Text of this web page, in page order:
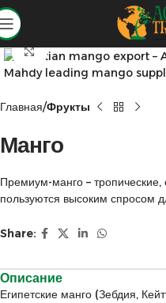
Click to enlarge
Главная Фрукты
Манго
Премиум-манго –
пользуются высоким спросом
Share:
Описание
Египетские манго (Зебдия,